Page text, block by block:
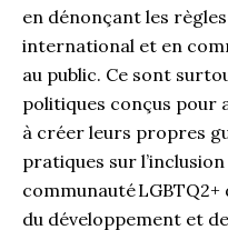
en dénonçant les règles
international et en
au public. Ce sont
politiques conçus pour
à créer leurs propres
pratiques sur
communauté
du développement et